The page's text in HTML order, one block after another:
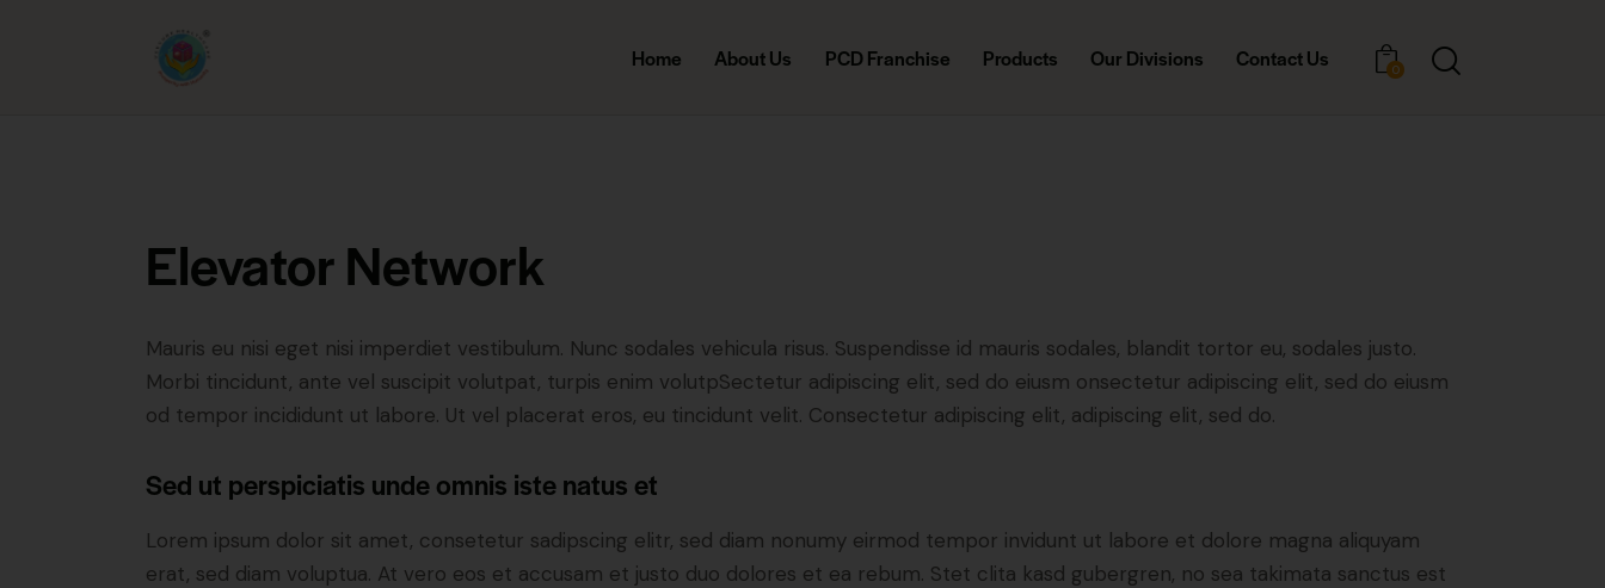
Home About Us PCD Franchise Products Our Divisions Contact Us 0
Elevator Network
Mauris eu nisi eget nisi imperdiet vestibulum. Nunc sodales vehicula risus. Suspendisse id mauris sodales, blandit tortor eu, sodales justo.
Morbi tincidunt, ante vel suscipit volutpat, turpis enim volutpSectetur adipiscing elit, sed do eiusm onsectetur adipiscing elit, sed do eiusm
od tempor incididunt ut labore. Ut vel placerat eros, eu tincidunt velit. Consectetur adipiscing elit, adipiscing elit, sed do.
Sed ut perspiciatis unde omnis iste natus et
Lorem ipsum dolor sit amet, consetetur sadipscing elitr, sed diam nonumy eirmod tempor invidunt ut labore et dolore magna aliquyam
erat, sed diam voluptua. At vero eos et accusam et justo duo dolores et ea rebum. Stet clita kasd gubergren, no sea takimata sanctus est